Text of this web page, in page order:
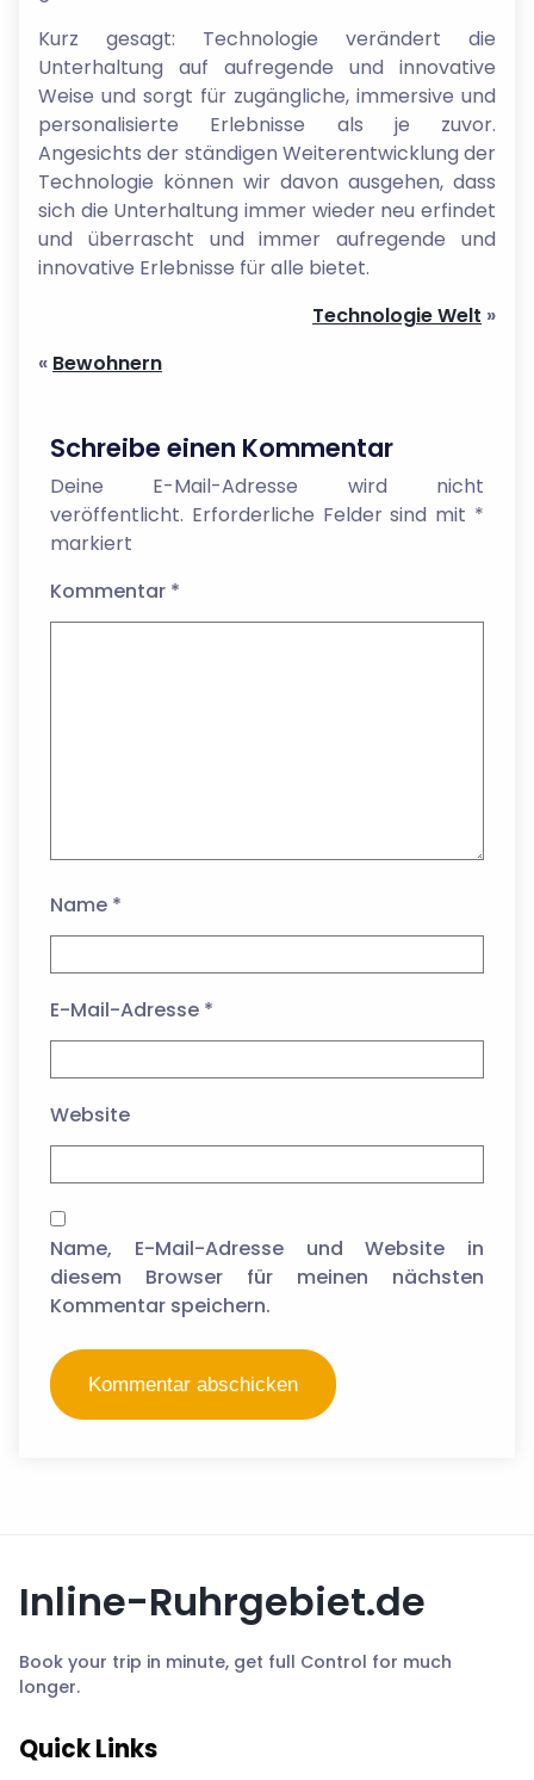
Kurz gesagt: Technologie verändert die
Unterhaltung auf aufregende und innovative
Weise und sorgt für zugängliche, immersive und
personalisierte Erlebnisse als je zuvor.
Angesichts der ständigen Weiterentwicklung der
Technologie können wir davon ausgehen, dass
sich die Unterhaltung immer wieder neu erfindet
und überrascht und immer aufregende und
innovative Erlebnisse für alle bietet.
Technologie Welt »
« Bewohnern
Schreibe einen Kommentar
Deine E-Mail-Adresse wird nicht
veröffentlicht. Erforderliche Felder sind mit *
markiert
Kommentar *
Name *
E-Mail-Adresse *
Website
Name, E-Mail-Adresse und Website in
diesem Browser für meinen nächsten
Kommentar speichern.
Inline-Ruhrgebiet.de
Book your trip in minute, get full Control for much
longer.
Quick Links